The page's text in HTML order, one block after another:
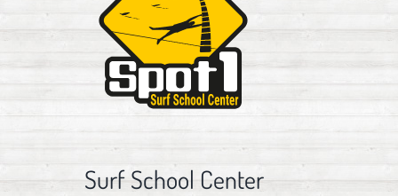
Surf School Center